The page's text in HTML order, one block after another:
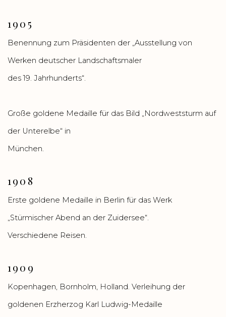
1905
Benennung zum Präsidenten der „Ausstellung von
Werken deutscher Landschaftsmaler
des 19. Jahrhunderts“.
Große goldene Medaille für das Bild „Nordweststurm auf
der Unterelbe“ in
München.
1908
Erste goldene Medaille in Berlin für das Werk
„Stürmischer Abend an der Zuidersee“.
Verschiedene Reisen.
1909
Kopenhagen, Bornholm, Holland. Verleihung der
goldenen Erzherzog Karl Ludwig-Medaille